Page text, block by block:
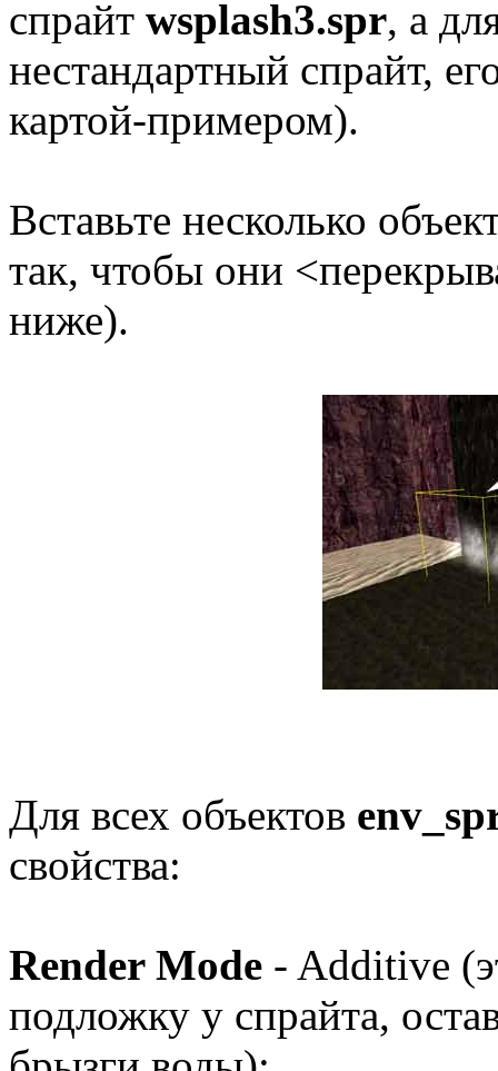
спрайт wsplash3.spr, а
нестандартный спрайт,
картой-примером).
Вставьте несколько
так, чтобы они
ниже).
Для всех объектов
свойства:
Render Mode - Additive
подложку у спрайта,